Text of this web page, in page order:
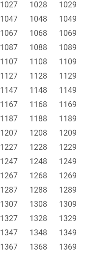
1027 1028 1029
1047 1048 1049
1067 1068 1069
1087 1088 1089
1107 1108 1109
1127 1128 1129
1147 1148 1149
1167 1168 1169
1187 1188 1189
1207 1208 1209
1227 1228 1229
1247 1248 1249
1267 1268 1269
1287 1288 1289
1307 1308 1309
1327 1328 1329
1347 1348 1349
1367 1368 1369